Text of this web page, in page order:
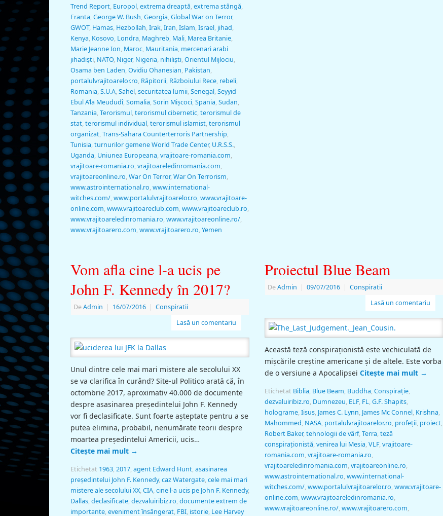
Trend Report, Europol,extrema dreaptă,extrema stângă,
Franta,George W. Bush,Georgia,Global War on Terror,
GWOT, Hamas, Hezbollah,Irak,Iran,Islam,Israel, jihad,
Kenya, Kosovo, Londra, Maghreb, Mali, Marea Britanie,
Marie Jeanne Ion, Maroc, Mauritania, mercenari arabi
jihadişti, NATO, Niger, Nigeria, nihilişti,Orientul Mijlociu,
Osama ben Laden,Ovidiu Ohanesian, Pakistan,
portalulvrajitoarelor.ro, Răpitorii, Războiului Rece, rebeli,
Romania,S.U.A,Sahel,securitatea lumii,Senegal,Seyyid
Ebul A’la Meududî,Somalia,Sorin Mişcoci,Spania,Sudan,
Tanzania,Terorismul,terorismul cibernetic,terorismul de
stat,terorismul individual,terorismul islamist,terorismul
organizat,Trans-Sahara Counterterroris Partnership,
Tunisia,turnurilor gemene World Trade Center, U.R.S.S.,
Uganda, Uniunea Europeana,vrajitoare-romania.com,
vrajitoare-romania.ro,vrajitoareledinromania.com,
vrajitoareonline.ro,War On Terror,War On Terrorism,
www.astrointernational.ro,www.international-
witches.com/,www.portalulvrajitoarelor.ro,www.vrajitoare-
online.com,www.vrajitoareclub.com,www.vrajitoareclub.ro,
www.vrajitoareledinromania.ro,www.vrajitoareonline.ro/,
www.vrajitoarero.com,www.vrajitoarero.ro,Yemen
Vom afla cine l-a ucis pe
John F. Kennedy în 2017?
DeAdmin | 16/07/2016 | Conspiratii
Lasă un comentariu
Unul dintre cele mai mari mistere ale secolului XX
se va clarifica în curând? Site-ul Politico arată că, în
octombrie 2017, aproximativ 40.000 de documente
despre asasinarea președintelui John F. Kennedy
vor fi declasificate. Sunt foarte așteptate pentru a se
putea elimina, probabil, nenumărate teorii despre
moartea președintelui Americii, ucis…
Citește mai mult →
Etichetat 1963,2017,agent Edward Hunt,asasinarea
președintelui John F. Kennedy,caz Watergate,cele mai mari
mistere ale secolului XX,CIA,cine l-a ucis pe John F. Kennedy,
Dallas,declasificate,dezvaluiribiz.ro,documente extrem de
importante,eveniment însângerat, FBI, istorie, Lee Harvey
Proiectul Blue Beam
DeAdmin | 09/07/2016 | Conspiratii
Lasă un comentariu
Această teză conspiraţionistă este vechiculată de
mişcările creştine americane şi de altele. Este vorba
de o versiune a Apocalipsei Citește mai mult →
Etichetat Biblia, Blue Beam, Buddha,Conspiraţie,
dezvaluiribiz.ro, Dumnezeu, ELF, FL,G.F. Shapits,
holograme,Iisus, James C. Lynn, James Mc Connel, Krishna,
Mahommed, NASA, portalulvrajitoarelor.ro, profeții, proiect,
Robert Baker,tehnologii de vârf,Terra,teză
conspiraţionistă,venirea lui Mesia,VLF,vrajitoare-
romania.com,vrajitoare-romania.ro,
vrajitoareledinromania.com,vrajitoareonline.ro,
www.astrointernational.ro,www.international-
witches.com/,www.portalulvrajitoarelor.ro,www.vrajitoare-
online.com,www.vrajitoareledinromania.ro,
www.vrajitoareonline.ro/,www.vrajitoarero.com,